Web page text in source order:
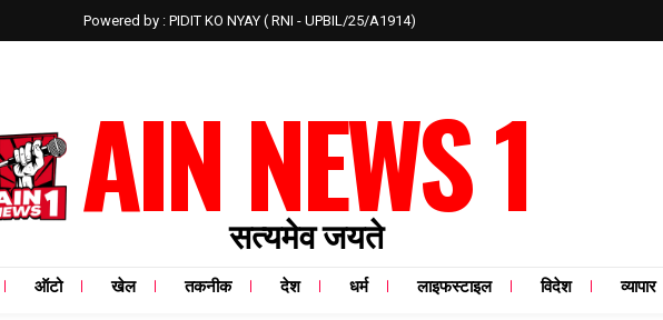
Powered by : PIDIT KO NYAY ( RNI - UPBIL/25/A1914)
AIN NEWS 1
सत्यमेव जयते
ऑटो खेल तकनीक देश धर्म लाइफस्टाइल विदेश व्यापार